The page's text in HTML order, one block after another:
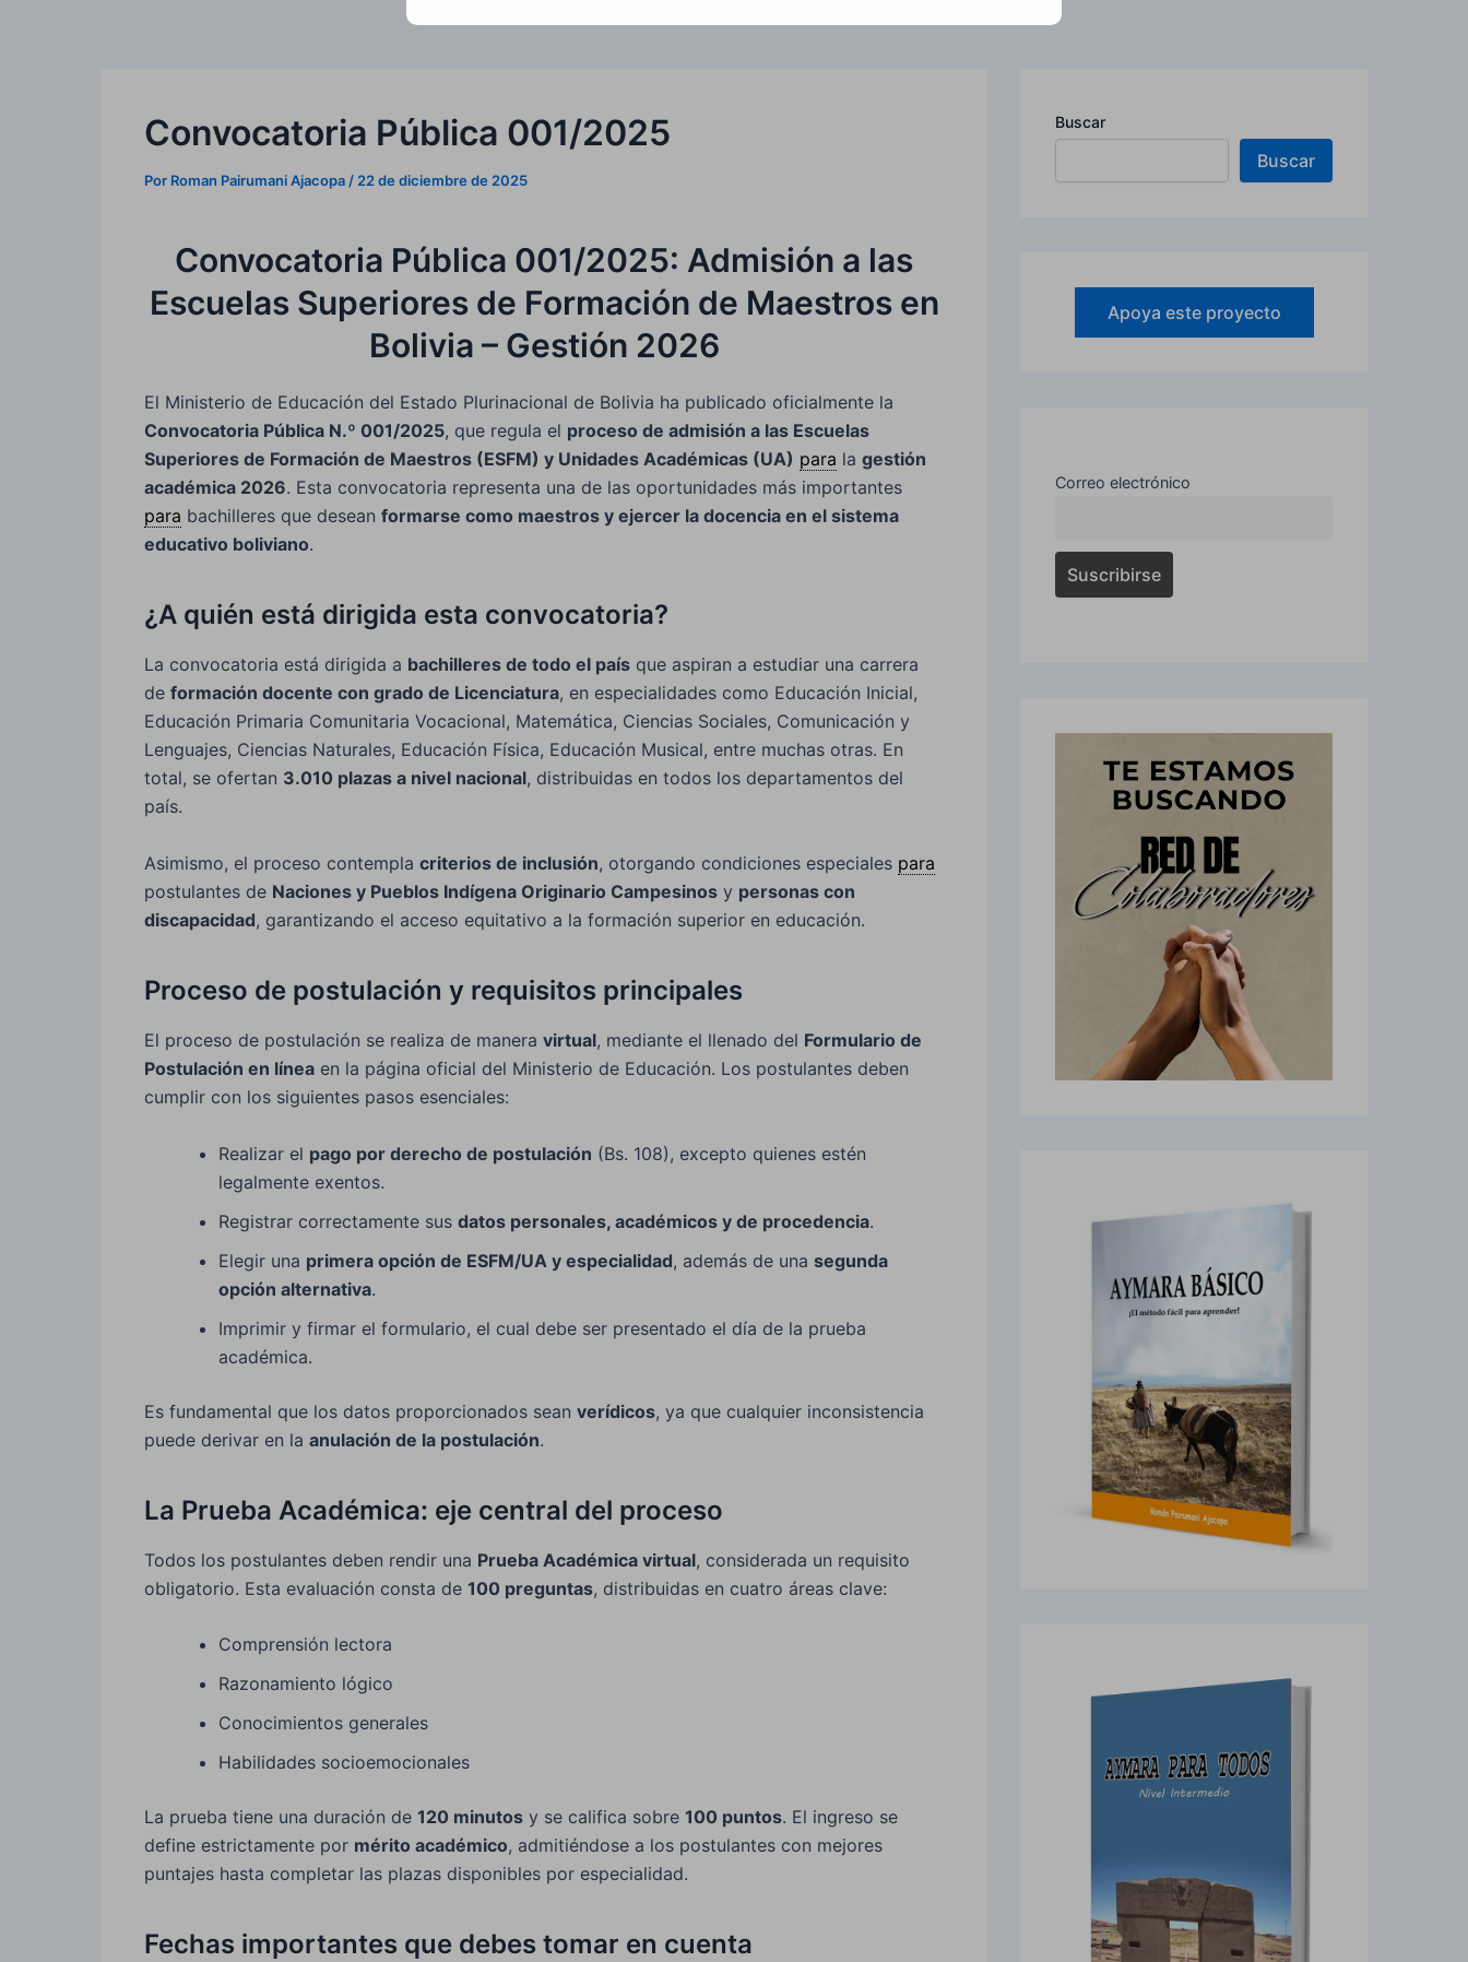
Convocatoria Pública 001/2025
Por Roman Pairumani Ajacopa / 22 de diciembre de 2025
Convocatoria Pública 001/2025: Admisión a las
Escuelas Superiores de Formación de Maestros en
Bolivia – Gestión 2026
El Ministerio de Educación del Estado Plurinacional de Bolivia ha publicado oficialmente la
Convocatoria Pública N.º 001/2025, que regula el proceso de admisión a las Escuelas
Superiores de Formación de Maestros (ESFM) y Unidades Académicas (UA) para la gestión
académica 2026. Esta convocatoria representa una de las oportunidades más importantes
para bachilleres que desean formarse como maestros y ejercer la docencia en el sistema
educativo boliviano.
¿A quién está dirigida esta convocatoria?
La convocatoria está dirigida a bachilleres de todo el país que aspiran a estudiar una carrera
de formación docente con grado de Licenciatura, en especialidades como Educación Inicial,
Educación Primaria Comunitaria Vocacional, Matemática, Ciencias Sociales, Comunicación y
Lenguajes, Ciencias Naturales, Educación Física, Educación Musical, entre muchas otras. En
total, se ofertan 3.010 plazas a nivel nacional, distribuidas en todos los departamentos del
país.
Asimismo, el proceso contempla criterios de inclusión, otorgando condiciones especiales para
postulantes de Naciones y Pueblos Indígena Originario Campesinos y personas con
discapacidad, garantizando el acceso equitativo a la formación superior en educación.
Proceso de postulación y requisitos principales
El proceso de postulación se realiza de manera virtual, mediante el llenado del Formulario de
Postulación en línea en la página oficial del Ministerio de Educación. Los postulantes deben
cumplir con los siguientes pasos esenciales:
Realizar el pago por derecho de postulación (Bs. 108), excepto quienes estén
legalmente exentos.
Registrar correctamente sus datos personales, académicos y de procedencia.
Elegir una primera opción de ESFM/UA y especialidad, además de una segunda
opción alternativa.
Imprimir y firmar el formulario, el cual debe ser presentado el día de la prueba
académica.
Es fundamental que los datos proporcionados sean verídicos, ya que cualquier inconsistencia
puede derivar en la anulación de la postulación.
La Prueba Académica: eje central del proceso
Todos los postulantes deben rendir una Prueba Académica virtual, considerada un requisito
obligatorio. Esta evaluación consta de 100 preguntas, distribuidas en cuatro áreas clave:
Comprensión lectora
Razonamiento lógico
Conocimientos generales
Habilidades socioemocionales
La prueba tiene una duración de 120 minutos y se califica sobre 100 puntos. El ingreso se
define estrictamente por mérito académico, admitiéndose a los postulantes con mejores
puntajes hasta completar las plazas disponibles por especialidad.
Fechas importantes que debes tomar en cuenta
Buscar
Buscar
Apoya este proyecto
Correo electrónico